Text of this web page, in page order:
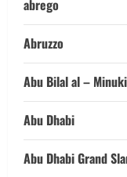
abrego
Abruzzo
Abu Bilal al – Minuki
Abu Dhabi
Abu Dhabi Grand